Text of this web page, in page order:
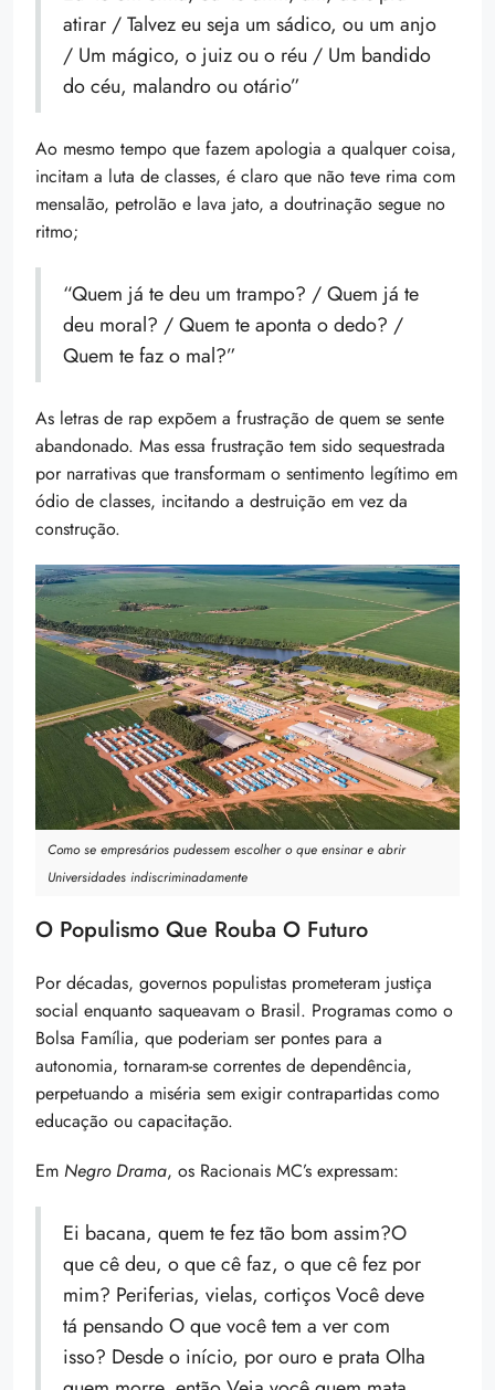
atirar / Talvez eu seja um sádico, ou um anjo
/ Um mágico, o juiz ou o réu / Um bandido
do céu, malandro ou otário”
Ao mesmo tempo que fazem apologia a qualquer coisa,
incitam a luta de classes, é claro que não teve rima com
mensalão, petrolão e lava jato, a doutrinação segue no
ritmo;
“Quem já te deu um trampo? / Quem já te
deu moral? / Quem te aponta o dedo? /
Quem te faz o mal?”
As letras de rap expõem a frustração de quem se sente
abandonado. Mas essa frustração tem sido sequestrada
por narrativas que transformam o sentimento legítimo em
ódio de classes, incitando a destruição em vez da
construção.
Como se empresários pudessem escolher o que ensinar e abrir
Universidades indiscriminadamente
O Populismo Que Rouba O Futuro
Por décadas, governos populistas prometeram justiça
social enquanto saqueavam o Brasil. Programas como o
Bolsa Família, que poderiam ser pontes para a
autonomia, tornaram-se correntes de dependência,
perpetuando a miséria sem exigir contrapartidas como
educação ou capacitação.
Em Negro Drama, os Racionais MC’s expressam:
Ei bacana, quem te fez tão bom assim?O
que cê deu, o que cê faz, o que cê fez por
mim? Periferias, vielas, cortiços Você deve
tá pensando O que você tem a ver com
isso? Desde o início, por ouro e prata Olha